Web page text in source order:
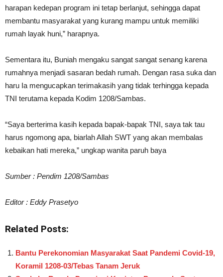
harapan kedepan program ini tetap berlanjut, sehingga dapat
membantu masyarakat yang kurang mampu untuk memiliki
rumah layak huni,” harapnya.
Sementara itu, Buniah mengaku sangat sangat senang karena
rumahnya menjadi sasaran bedah rumah. Dengan rasa suka dan
haru Ia mengucapkan terimakasih yang tidak terhingga kepada
TNI terutama kepada Kodim 1208/Sambas.
“Saya berterima kasih kepada bapak-bapak TNI, saya tak tau
harus ngomong apa, biarlah Allah SWT yang akan membalas
kebaikan hati mereka,” ungkap wanita paruh baya
Sumber : Pendim 1208/Sambas
Editor : Eddy Prasetyo
Related Posts:
Bantu Perekonomian Masyarakat Saat Pandemi Covid-19,
Koramil 1208-03/Tebas Tanam Jeruk